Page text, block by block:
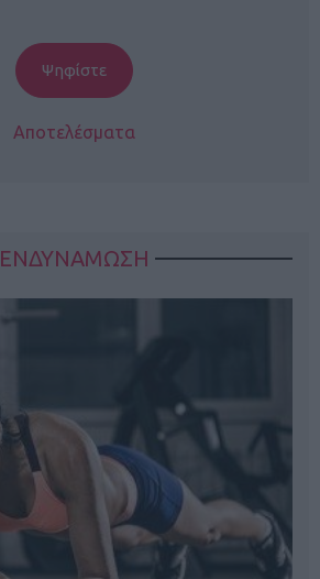
Αποτελέσματα
ΕΝΔΥΝΑΜΩΣΗ